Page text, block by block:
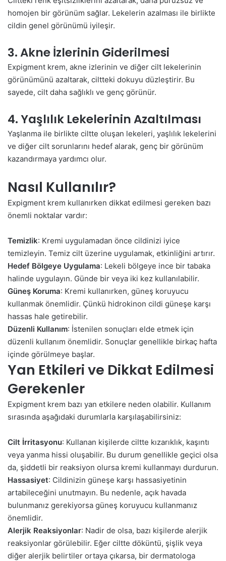
homojen bir görünüm sağlar. Lekelerin azalması ile birlikte
cildin genel görünümü iyileşir.
3. Akne İzlerinin Giderilmesi
Expigment krem, akne izlerinin ve diğer cilt lekelerinin
görünümünü azaltarak, ciltteki dokuyu düzleştirir. Bu
sayede, cilt daha sağlıklı ve genç görünür.
4. Yaşlılık Lekelerinin Azaltılması
Yaşlanma ile birlikte ciltte oluşan lekeleri, yaşlılık lekelerini
ve diğer cilt sorunlarını hedef alarak, genç bir görünüm
kazandırmaya yardımcı olur.
Nasıl Kullanılır?
Expigment krem kullanırken dikkat edilmesi gereken bazı
önemli noktalar vardır:
Temizlik: Kremi uygulamadan önce cildinizi iyice
temizleyin. Temiz cilt üzerine uygulamak, etkinliğini artırır.
Hedef Bölgeye Uygulama: Lekeli bölgeye ince bir tabaka
halinde uygulayın. Günde bir veya iki kez kullanılabilir.
Güneş Koruma: Kremi kullanırken, güneş koruyucu
kullanmak önemlidir. Çünkü hidrokinon cildi güneşe karşı
hassas hale getirebilir.
Düzenli Kullanım: İstenilen sonuçları elde etmek için
düzenli kullanım önemlidir. Sonuçlar genellikle birkaç hafta
içinde görülmeye başlar.
Yan Etkileri ve Dikkat Edilmesi
Gerekenler
Expigment krem bazı yan etkilere neden olabilir. Kullanım
sırasında aşağıdaki durumlarla karşılaşabilirsiniz:
Cilt İrritasyonu: Kullanan kişilerde ciltte kızarıklık, kaşıntı
veya yanma hissi oluşabilir. Bu durum genellikle geçici olsa
da, şiddetli bir reaksiyon olursa kremi kullanmayı durdurun.
Hassasiyet: Cildinizin güneşe karşı hassasiyetinin
artabileceğini unutmayın. Bu nedenle, açık havada
bulunmanız gerekiyorsa güneş koruyucu kullanmanız
önemlidir.
Alerjik Reaksiyonlar: Nadir de olsa, bazı kişilerde alerjik
reaksiyonlar görülebilir. Eğer ciltte döküntü, şişlik veya
diğer alerjik belirtiler ortaya çıkarsa, bir dermatologa